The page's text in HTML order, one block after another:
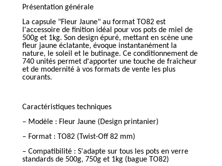
Présentation générale
La capsule "Fleur Jaune" au format TO82 est
l'accessoire de finition idéal pour vos pots de miel de
500g et 1kg. Son design épuré, mettant en scène une
fleur jaune éclatante, évoque instantanément la
nature, le soleil et le butinage. Ce conditionnement de
740 unités permet d'apporter une touche de fraîcheur
et de modernité à vos formats de vente les plus
courants.
Caractéristiques techniques
– Modèle : Fleur Jaune (Design printanier)
– Format : TO82 (Twist-Off 82 mm)
– Compatibilité : S'adapte sur tous les pots en verre
standards de 500g, 750g et 1kg (bague TO82)